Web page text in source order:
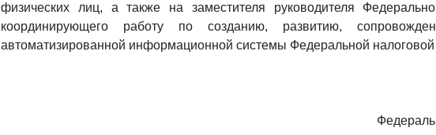
физических лиц, а также на заместителя руководителя
координирующего работу по созданию, развитию,
автоматизированной информационной системы Федеральной